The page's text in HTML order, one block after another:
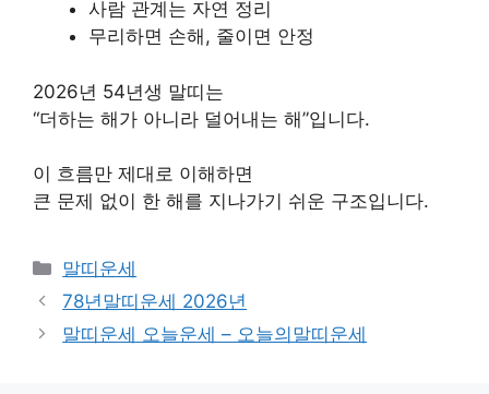
사람 관계는 자연 정리
무리하면 손해, 줄이면 안정
2026년 54년생 말띠는
“더하는 해가 아니라 덜어내는 해”입니다.
이 흐름만 제대로 이해하면
큰 문제 없이 한 해를 지나가기 쉬운 구조입니다.
Categories
말띠운세
78년말띠운세 2026년
말띠운세 오늘운세 – 오늘의말띠운세